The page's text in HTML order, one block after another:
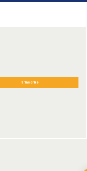
S'inscrire